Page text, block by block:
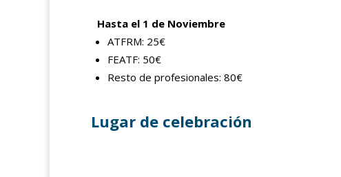
Hasta el 1 de Noviembre
ATFRM: 25€
FEATF: 50€
Resto de profesionales: 80€
Lugar de celebración